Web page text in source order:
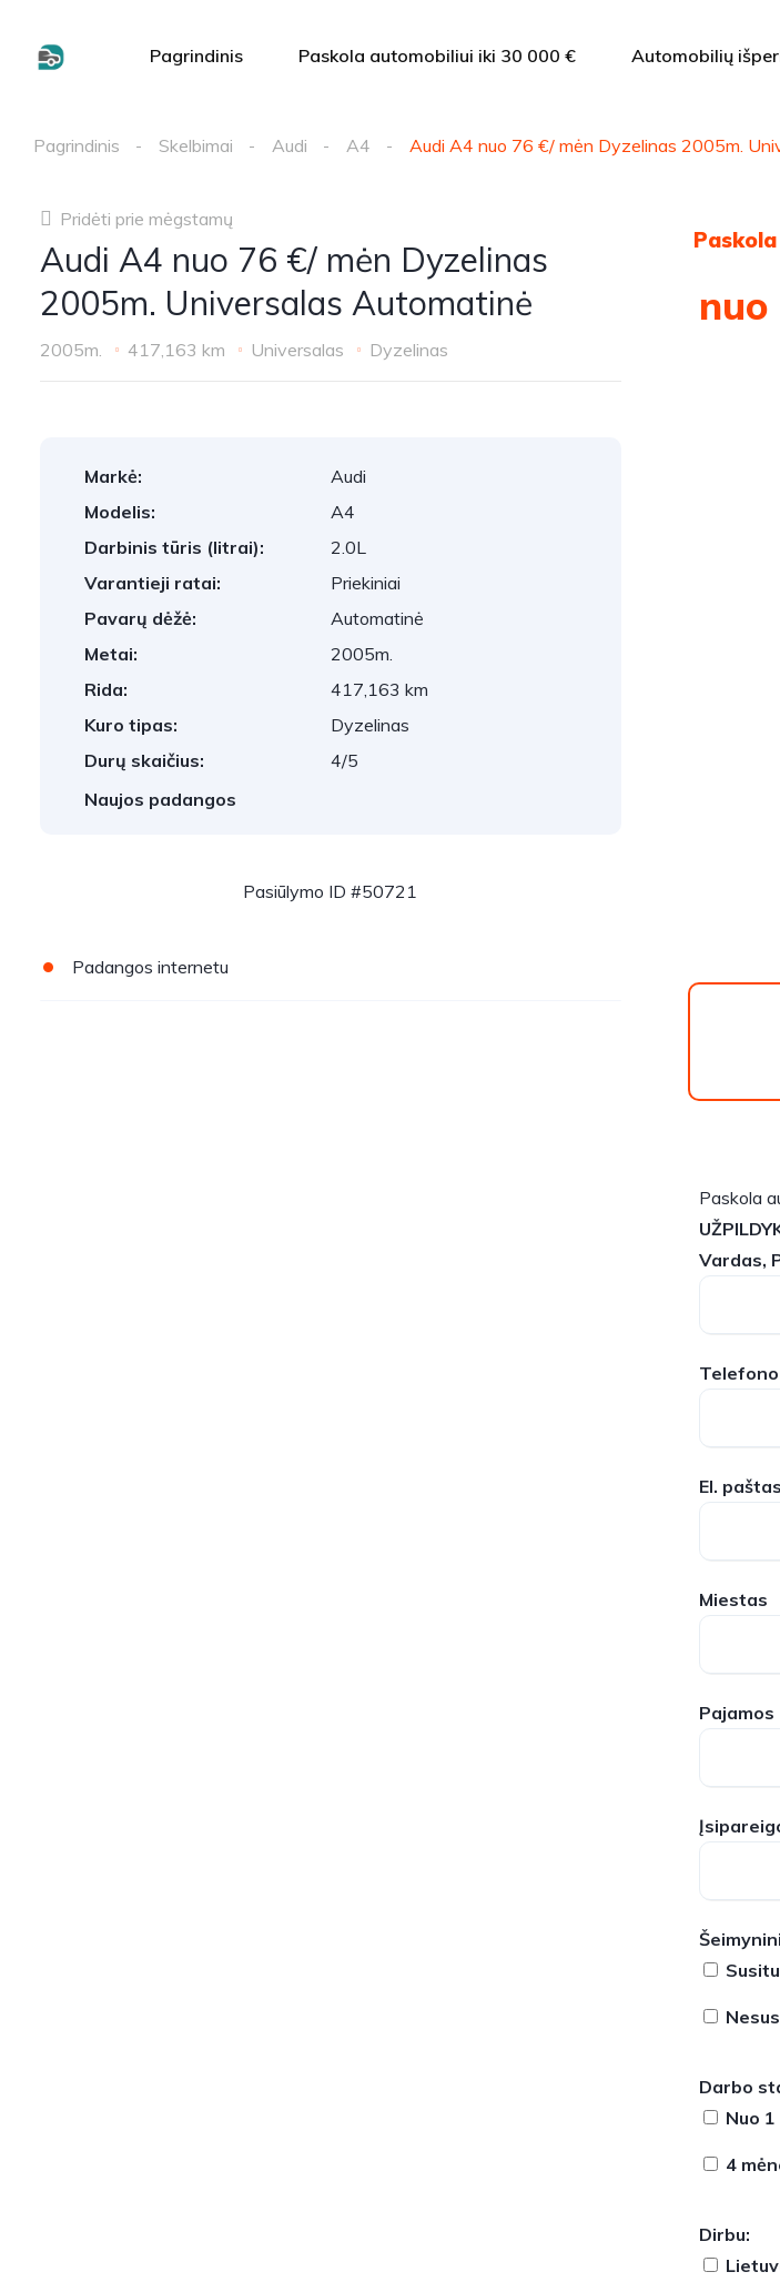
Pagrindinis Paskola automobiliui iki 30 000 € Automobilių
Pagrindinis Skelbimai Audi A4 Audi A4 nuo 76 €/ mėn Dyzelinas 2005m.
Pridėti prie mėgstamų
Audi A4 nuo 76 €/ mėn Dyzelinas
2005m. Universalas Automatinė
2005m. 417,163 km Universalas Dyzelinas
Markė:
Audi
Modelis:
A4
Darbinis tūris (litrai):
2.0L
Varantieji ratai:
Priekiniai
Pavarų dėžė:
Automatinė
Metai:
2005m.
Rida:
417,163 km
Kuro tipas:
Dyzelinas
Durų skaičius:
4/5
Naujos padangos
Pasiūlymo ID #50721
Padangos internetu
nuo
Paskola
Vardas,
El. paštas
Miestas
Pajamos
Darbo
Nuo
4
Dirbu: